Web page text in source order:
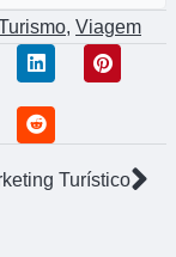
, Viagem
Turístico